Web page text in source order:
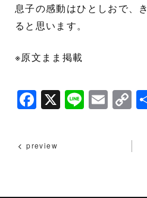
息子の感動はひとしおで、
ると思います。
※原文まま掲載
F
c
e
X Li E C
p
y
preview